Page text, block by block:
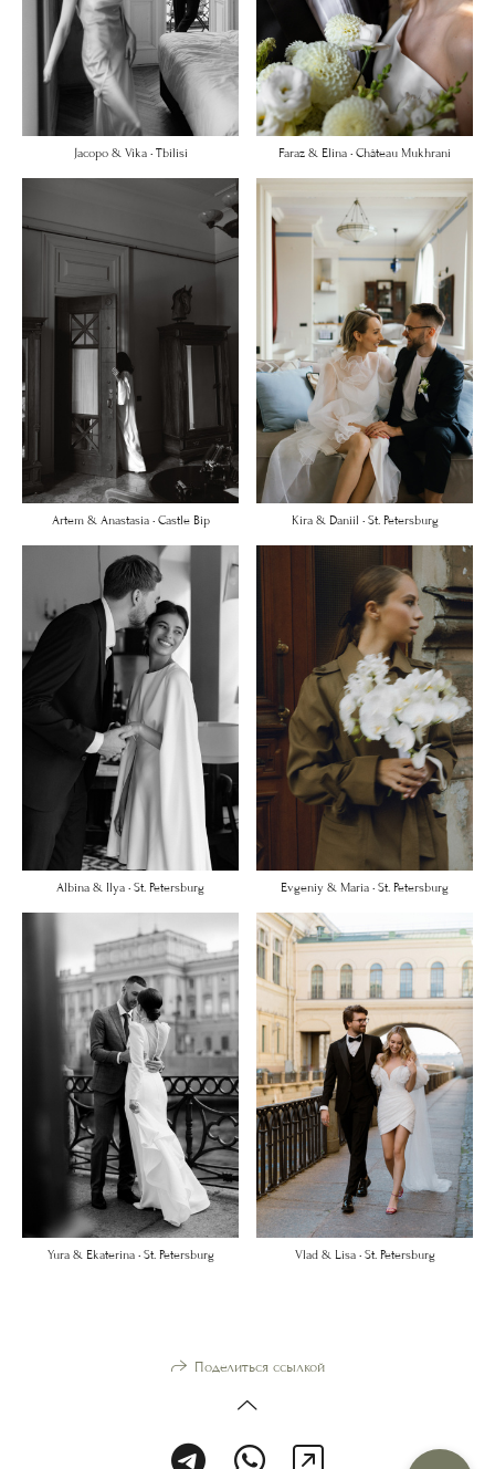
Jacopo & Vika • Tbilisi Faraz & Elina • Château Mukhrani
Artem & Anastasia • Castle Bip Kira & Daniil • St. Petersburg
Albina & Ilya • St. Petersburg Evgeniy & Maria • St. Petersburg
Yura & Ekaterina • St. Petersburg Vlad & Lisa • St. Petersburg
Поделиться ссылкой